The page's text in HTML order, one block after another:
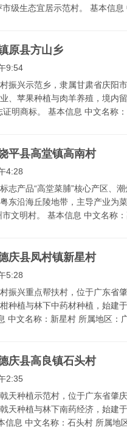
级生态宜居示范村。 基本信息
原县方山乡
9:54
振兴示范乡，隶属甘肃省庆阳
、苹果种植与肉羊养殖，境内
证明商标。 基本信息 中文名称
平县高堂镇高南村
4:28
志产品“高堂菜脯”核心产区、
东沿海丘陵地带，主导产业为
文明村。 基本信息 中文名称：
庆县凤村镇新星村
5:28
振兴重点帮扶村，位于广东省
种植与林下中药材种植，始建
中文名称：新星村 所属地区：
庆县高良镇石头村
2:35
天种植示范村，位于广东省肇
天种植与林下南药经济，始建
信息 中文名称：石头村 所属地